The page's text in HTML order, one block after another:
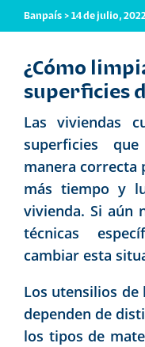
Banpaís > 14 de julio,
¿Cómo
superficies
Las viviendas
superficies
manera correcta
más tiempo y
vivienda. Si aún
técnicas
cambiar esta
Los utensilios de
dependen de
los tipos de